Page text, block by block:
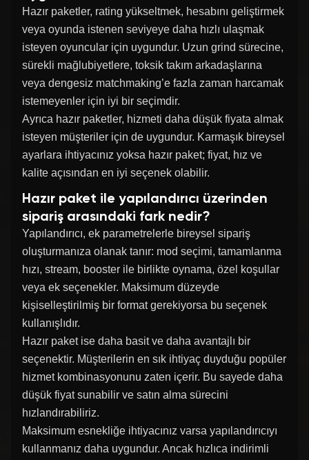
Hazır paketler, rating yükseltmek, hesabını geliştirmek
veya oyunda istenen seviyeye daha hızlı ulaşmak
isteyen oyuncular için uygundur. Uzun grind sürecine,
sürekli mağlubiyetlere, toksik takım arkadaşlarına
veya dengesiz matchmaking’e fazla zaman harcamak
istemeyenler için iyi bir seçimdir.
Ayrıca hazır paketler, hizmeti daha düşük fiyata almak
isteyen müşteriler için de uygundur. Karmaşık bireysel
ayarlara ihtiyacınız yoksa hazır paket; fiyat, hız ve
kalite açısından en iyi seçenek olabilir.
Hazır paket ile yapılandırıcı üzerinden
sipariş arasındaki fark nedir?
Yapılandırıcı, ek parametrelerle bireysel sipariş
oluşturmanıza olanak tanır: mod seçimi, tamamlanma
hızı, stream, booster ile birlikte oynama, özel koşullar
veya ek seçenekler. Maksimum düzeyde
kişiselleştirilmiş bir format gerekiyorsa bu seçenek
kullanışlıdır.
Hazır paket ise daha basit ve daha avantajlı bir
seçenektir. Müşterilerin en sık ihtiyaç duyduğu popüler
hizmet kombinasyonunu zaten içerir. Bu sayede daha
düşük fiyat sunabilir ve satın alma sürecini
hızlandırabiliriz.
Maksimum esnekliğe ihtiyacınız varsa yapılandırıcıyı
kullanmanız daha uygundur. Ancak hızlıca indirimli